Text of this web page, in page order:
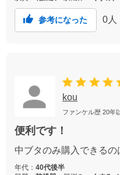
参考になった 0 人
kou
ファンケル歴 20年
便利です！
中ブタのみ購入できるの
年代： 40代後半